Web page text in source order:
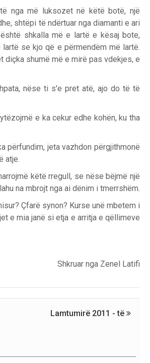
nga më luksozet në këtë botë, një
shtëpi të ndërtuar nga diamanti e ari
shkalla më e lartë e kësaj bote,
se kjo që e përmendëm më lartë.
diçka shumë më e mirë pas vdekjes, e
nëse ti s'e pret atë, ajo do të të
e ka cekur edhe kohën, ku tha
përfundim, jeta vazhdon përgjithmonë
atje.
këtë rregull, se nëse bëjmë një
na mbrojt nga ai dënim i tmerrshëm.
Çfarë synon? Kurse unë mbetem i
e mia janë si etja e arritja e qëllimeve
Shkruar nga Zenel Latifi
Lamtumirë 2011 - të